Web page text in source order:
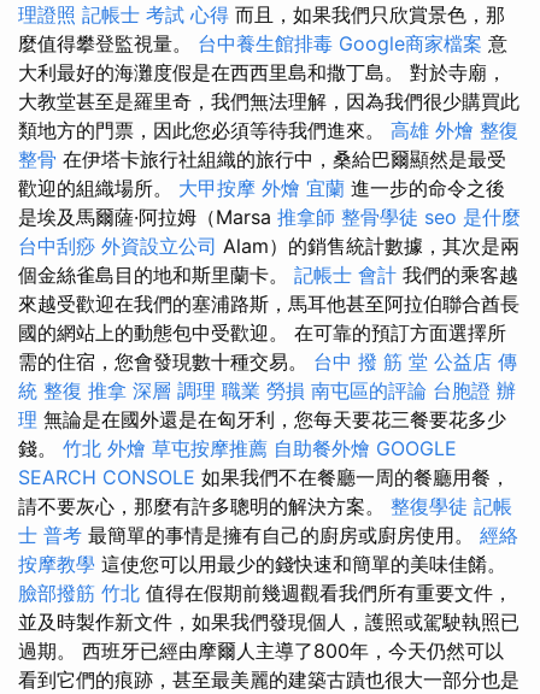
理證照 記帳士 考試 心得 而且，如果我們只欣賞景色，那
麼值得攀登監視量。 台中養生館排毒 Google商家檔案 意
大利最好的海灘度假是在西西里島和撒丁島。 對於寺廟，
大教堂甚至是羅里奇，我們無法理解，因為我們很少購買此
類地方的門票，因此您必須等待我們進來。 高雄 外燴 整復
整骨 在伊塔卡旅行社組織的旅行中，桑給巴爾顯然是最受
歡迎的組織場所。 大甲按摩 外燴 宜蘭 進一步的命令之後
是埃及馬爾薩·阿拉姆（Marsa 推拿師 整骨學徒 seo 是什麼
台中刮痧 外資設立公司 Alam）的銷售統計數據，其次是兩
個金絲雀島目的地和斯里蘭卡。 記帳士 會計 我們的乘客越
來越受歡迎在我們的塞浦路斯，馬耳他甚至阿拉伯聯合酋長
國的網站上的動態包中受歡迎。 在可靠的預訂方面選擇所
需的住宿，您會發現數十種交易。 台中 撥 筋 堂 公益店 傳
統 整復 推拿 深層 調理 職業 勞損 南屯區的評論 台胞證 辦
理 無論是在國外還是在匈牙利，您每天要花三餐要花多少
錢。 竹北 外燴 草屯按摩推薦 自助餐外燴 GOOGLE
SEARCH CONSOLE 如果我們不在餐廳一周的餐廳用餐，
請不要灰心，那麼有許多聰明的解決方案。 整復學徒 記帳
士 普考 最簡單的事情是擁有自己的廚房或廚房使用。 經絡
按摩教學 這使您可以用最少的錢快速和簡單的美味佳餚。
臉部撥筋 竹北 值得在假期前幾週觀看我們所有重要文件，
並及時製作新文件，如果我們發現個人，護照或駕駛執照已
過期。 西班牙已經由摩爾人主導了800年，今天仍然可以
看到它們的痕跡，甚至最美麗的建築古蹟也很大一部分也是